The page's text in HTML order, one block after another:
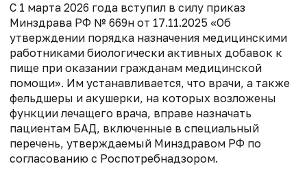
С 1 марта 2026 года вступил в силу приказ
Минздрава РФ № 669н от 17.11.2025 «Об
утверждении порядка назначения медицинскими
работниками биологически активных добавок к
пище при оказании гражданам медицинской
помощи». Им устанавливается, что врачи, а также
фельдшеры и акушерки, на которых возложены
функции лечащего врача, вправе назначать
пациентам БАД, включенные в специальный
перечень, утверждаемый Минздравом РФ по
согласованию с Роспотребнадзором.